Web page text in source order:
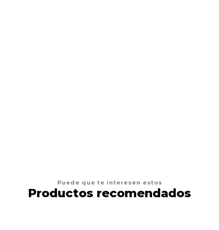
Puede que te interesen estos
Productos recomendados